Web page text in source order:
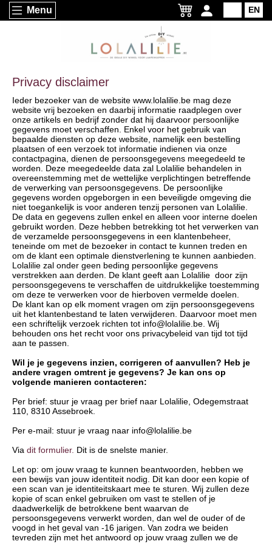
Menu EN
Privacy disclaimer
Ieder bezoeker van de website www.lolalilie.be mag deze
website vrij bezoeken en daarbij informatie raadplegen over
onze artikels en bedrijf zonder dat hij daarvoor persoonlijke
gegevens moet verschaffen. Enkel voor het gebruik van
bepaalde diensten op deze website, namelijk een bestelling
plaatsen of een verzoek tot informatie indienen via onze
contactpagina, dienen de persoonsgegevens meegedeeld te
worden. Deze meegedeelde data zal Lolalilie behandelen in
overeenstemming met de wettelijke verplichtingen betreffende
de verwerking van persoonsgegevens. De persoonlijke
gegevens worden opgeborgen in een beveiligde omgeving die
niet toegankelijk is voor anderen tenzij personen van Lolalilie.
De data en gegevens zullen enkel en alleen voor interne doelen
gebruikt worden. Deze hebben betrekking tot het verwerken van
de verzamelde persoonsgegevens in een klantenbeheer,
teneinde om met de bezoeker in contact te kunnen treden en
om de klant een optimale dienstverlening te kunnen aanbieden.
Lolalilie zal onder geen beding persoonlijke gegevens
verstrekken aan derden. De klant geeft aan Lolalilie door zijn
persoonsgegevens te verschaffen de uitdrukkelijke toestemming
om deze te verwerken voor de hierboven vermelde doelen.
De klant kan op elk moment vragen om zijn persoonsgegevens
uit het klantenbestand te laten verwijderen. Daarvoor moet men
een schriftelijk verzoek richten tot info@lolalilie.be. Wij
behouden ons het recht voor ons privacybeleid van tijd tot tijd
aan te passen.
Wil je je gegevens inzien, corrigeren of aanvullen? Heb je
andere vragen omtrent je gegevens? Je kan ons op
volgende manieren contacteren:
Per brief: stuur je vraag per brief naar Lolalilie, Odegemstraat
110, 8310 Assebroek.
Per e-mail: stuur je vraag naar info@lolalilie.be
Via dit formulier. Dit is de snelste manier.
Let op: om jouw vraag te kunnen beantwoorden, hebben we
een bewijs van jouw identiteit nodig. Dit kan door een kopie of
een scan van je identiteitskaart mee te sturen. Wij zullen deze
kopie of scan enkel gebruiken om vast te stellen of je
daadwerkelijk de betrokkene bent waarvan de
persoonsgegevens verwerkt worden, dan wel de ouder of de
voogd in het geval van -16 jarigen. Van zodra we beiden
tevreden zijn met het antwoord op jouw vraag zullen we de